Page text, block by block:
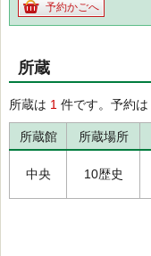
予約かごへ
所蔵
所蔵は 1 件です。予約は
所蔵館 所蔵場所
中央 10歴史